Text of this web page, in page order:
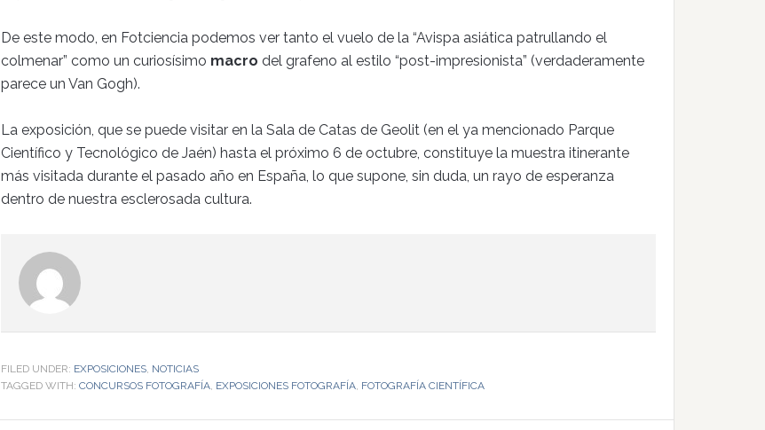
De este modo, en Fotciencia podemos ver tanto el vuelo de la “Avispa asiática patrullando el
colmenar” como un curiosísimo macro del grafeno al estilo “post-impresionista” (verdaderamente
parece un Van Gogh).
La exposición, que se puede visitar en la Sala de Catas de Geolit (en el ya mencionado Parque
Científico y Tecnológico de Jaén) hasta el próximo 6 de octubre, constituye la muestra itinerante
más visitada durante el pasado año en España, lo que supone, sin duda, un rayo de esperanza
dentro de nuestra esclerosada cultura.
FILED UNDER: EXPOSICIONES, NOTICIAS
TAGGED WITH: CONCURSOS FOTOGRAFÍA, EXPOSICIONES FOTOGRAFÍA, FOTOGRAFÍA CIENTÍFICA